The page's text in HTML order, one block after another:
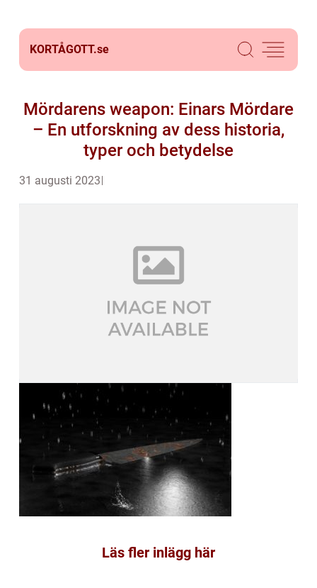
KORTÅGOTT.se
Mördarens weapon: Einars Mördare
– En utforskning av dess historia,
typer och betydelse
31 augusti 2023
Läs fler inlägg här